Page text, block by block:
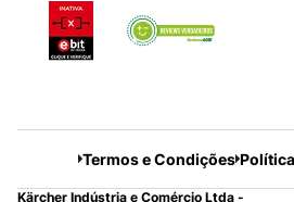
Termos e Condições
Kärcher Indústria e Comércio Ltda -